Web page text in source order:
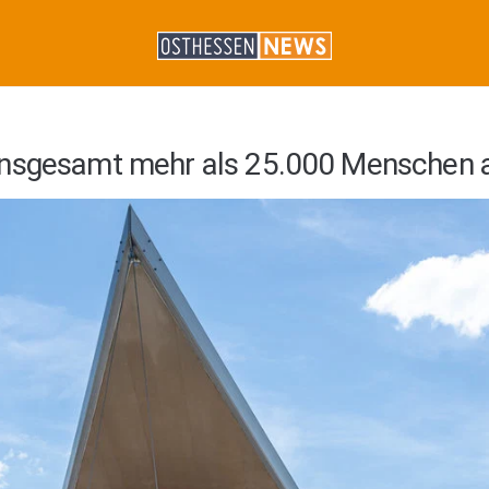
mehr als 25.000 Menschen